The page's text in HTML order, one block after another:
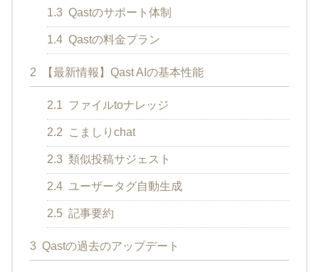
1.3 Qastのサポート体制
1.4 Qastの料金プラン
2 【最新情報】Qast AIの基本性能
2.1 ファイルtoナレッジ
2.2 こましりchat
2.3 類似投稿サジェスト
2.4 ユーザータグ自動生成
2.5 記事要約
3 Qastの過去のアップデート